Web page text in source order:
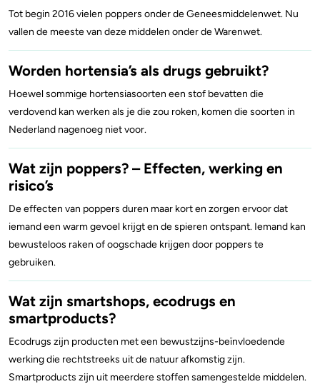
Tot begin 2016 vielen poppers onder de Geneesmiddelenwet. Nu
vallen de meeste van deze middelen onder de Warenwet.
Worden hortensia’s als drugs gebruikt?
Hoewel sommige hortensiasoorten een stof bevatten die
verdovend kan werken als je die zou roken, komen die soorten in
Nederland nagenoeg niet voor.
Wat zijn poppers? – Effecten, werking en
risico’s
De effecten van poppers duren maar kort en zorgen ervoor dat
iemand een warm gevoel krijgt en de spieren ontspant. Iemand kan
bewusteloos raken of oogschade krijgen door poppers te
gebruiken.
Wat zijn smartshops, ecodrugs en
smartproducts?
Ecodrugs zijn producten met een bewustzijns-beïnvloedende
werking die rechtstreeks uit de natuur afkomstig zijn.
Smartproducts zijn uit meerdere stoffen samengestelde middelen.